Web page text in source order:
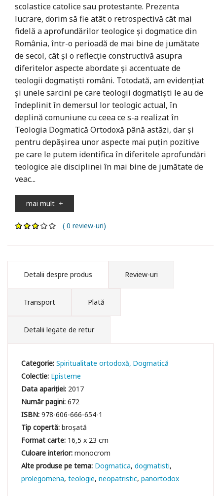
scolastice catolice sau protestante. Prezenta
lucrare, dorim să fie atât o retrospectivă cât mai
fidelă a aprofundărilor teologice şi dogmatice din
România, într-o perioadă de mai bine de jumătate
de secol, cât şi o reflecţie constructivă asupra
diferitelor aspecte abordate şi accentuate de
teologii dogmatişti români. Totodată, am evidenţiat
şi unele sarcini pe care teologii dogmatişti le au de
îndeplinit în demersul lor teologic actual, în
deplină comuniune cu ceea ce s-a realizat în
Teologia Dogmatică Ortodoxă până astăzi, dar şi
pentru depăşirea unor aspecte mai puţin pozitive
pe care le putem identifica în diferitele aprofundări
teologice ale disciplinei în mai bine de jumătate de
veac...
mai mult +
( 0 review-uri)
Detalii despre produs Review-uri
Transport Plată
Detalii legate de retur
Categorie:Spiritualitate ortodoxă Dogmatică
Colectie: Episteme
Data apariției: 2017
Număr pagini:672
ISBN:978-606-666-654-1
Tip copertă:broșată
Format carte: 16,5 x 23 cm
Culoare interior:monocrom
Dogmatica dogmatisti
prolegomena teologie neopatristic panortodox